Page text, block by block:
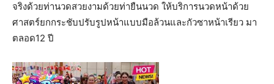
จริงด้วยท่านวดสวยงามด้วยท่ายืนนวด ให้บริการนวดหน้าด้วย
ศาสตร์ยกกระชับปรับรูปหน้าแบบมือล้วนและกัวซาหน้าเรียว มา
ตลอด12 ปี